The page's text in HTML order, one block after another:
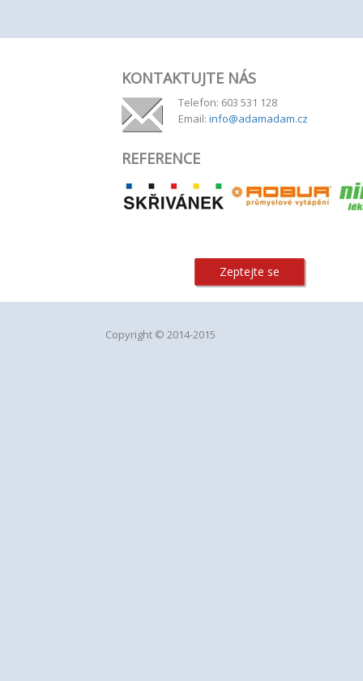
KONTAKTUJTE NÁS
Telefon: 603 531 128
Email: info@adamadam.cz
REFERENCE
Zeptejte se
Copyright © 2014-2015